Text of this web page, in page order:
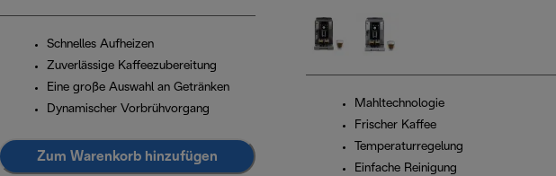
Schnelles Aufheizen
Zuverlässige Kaffeezubereitung
Eine große Auswahl an Getränken
Dynamischer Vorbrühvorgang
Zum Warenkorb hinzufügen
Mahltechnologie
Frischer Kaffee
Temperaturregelung
Einfache Reinigung